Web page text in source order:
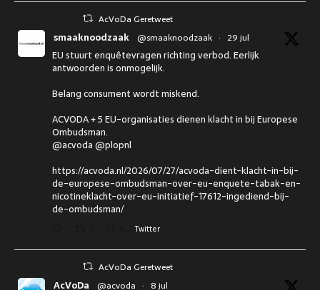
AcVoDa Geretweet
smaaknoodzaak @smaaknoodzaak · 29 jul
EU stuurt enquêtevragen richting verbod. Eerlijk
antwoorden is onmogelijk.
Belang consument wordt miskend.
ACVODA + 5 EU-organisaties dienen klacht in bij Europese
Ombudsman.
@acvoda @plopnl
https://acvoda.nl/2026/07/27/acvoda-dient-klacht-in-bij-
de-europese-ombudsman-over-eu-enquete-tabak-en-
nicotineklacht-over-eu-initiatief-17612-ingediend-bij-
de-ombudsman/
Twitter
AcVoDa Geretweet
AcVoDa @acvoda · 8 jul